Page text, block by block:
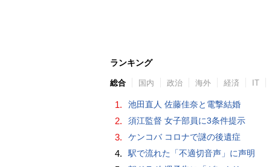
ランキング
総合 国内 政治 海外 経済 IT
1. 池田直人 佐藤佳奈と電撃結婚
2. 須江監督 女子部員に3条件提示
3. ケンコバ コロナで謎の後遺症
4. 駅で流れた「不適切音声」に声明